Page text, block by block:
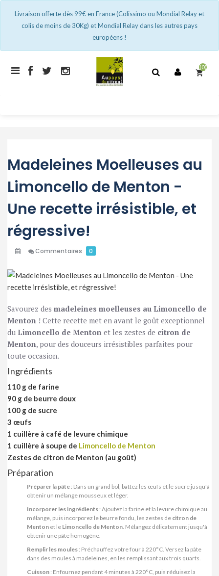
Livraison offerte dès 99€ en France (Colissimo ou Mondial Relay et
colis de moins de 30Kg) et Mondial Relay dans les autres pays
européens !
shopping_cart
(0)
Madeleines Moelleuses au
Limoncello de Menton -
Une recette irrésistible, et
régressive!
Commentaires 0
Savourez des madeleines moelleuses au Limoncello de
Menton ! Cette recette met en avant le goût exceptionnel
du Limoncello de Menton et les zestes de citron de
Menton, pour des douceurs irrésistibles parfaites pour
toute occasion.
Ingrédients
110 g de farine
90 g de beurre doux
100 g de sucre
3 œufs
1 cuillère à café de levure chimique
1 cuillère à soupe de Limoncello de Menton
Zestes de citron de Menton (au goût)
Préparation
Préparer la pâte : Dans un grand bol, battez les œufs et le sucre jusqu'à
obtenir un mélange mousseux et léger.
Incorporer les ingrédients : Ajoutez la farine et la levure chimique au
mélange, puis incorporez le beurre fondu, les zestes de citron de
Menton et le Limoncello de Menton. Mélangez délicatement jusqu'à
obtenir une pâte homogène.
Remplir les moules : Préchauffez votre four à 220°C. Versez la pâte
dans des moules à madeleines, en les remplissant aux trois quarts.
Cuisson : Enfournez pendant 4 minutes à 220°C, puis réduisez la